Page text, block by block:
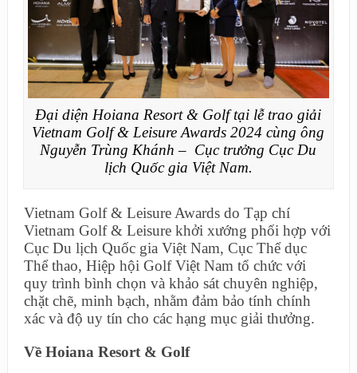
Đại diện Hoiana Resort & Golf tại lễ trao giải
Vietnam Golf & Leisure Awards 2024 cùng ông
Nguyễn Trùng Khánh – Cục trưởng Cục Du
lịch Quốc gia Việt Nam.
Vietnam Golf & Leisure Awards do Tạp chí
Vietnam Golf & Leisure khởi xướng phối hợp với
Cục Du lịch Quốc gia Việt Nam, Cục Thể dục
Thể thao, Hiệp hội Golf Việt Nam tổ chức với
quy trình bình chọn và khảo sát chuyên nghiệp,
chặt chẽ, minh bạch, nhằm đảm bảo tính chính
xác và độ uy tín cho các hạng mục giải thưởng.
Về Hoiana Resort & Golf